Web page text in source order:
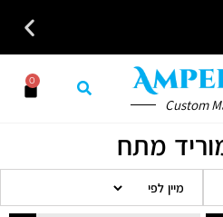
Custom
0
מתח